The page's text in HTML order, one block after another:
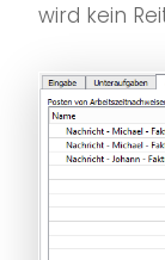
wird kein